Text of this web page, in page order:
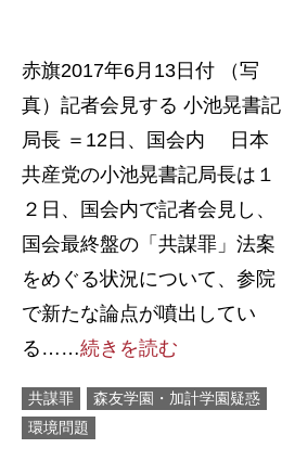
赤旗2017年6月13日付 （写
真）記者会見する 小池晃書記
局長 ＝12日、国会内 日本
共産党の小池晃書記局長は１
２日、国会内で記者会見し、
国会最終盤の「共謀罪」法案
をめぐる状況について、参院
で新たな論点が噴出してい
る……続きを読む
共謀罪
森友学園・加計学園疑惑
環境問題